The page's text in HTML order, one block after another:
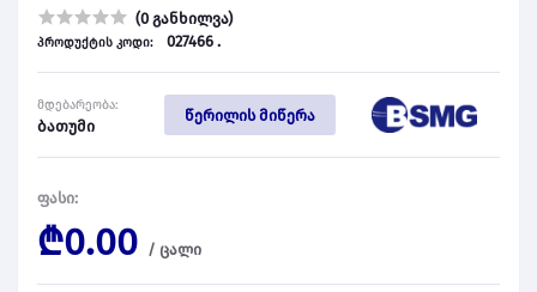
(0 განხილვა)
პროდუქტის კოდი: 027466 .
მდებარეობა:
ბათუმი
წერილის მიწერა
ფასი:
₾0.00 / ცალი